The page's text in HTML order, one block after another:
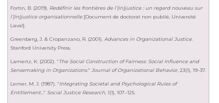
Fortin, B. (2019). Redéfinir les frontières de l’(in)justice : un regard nouveau sur
l’(in)justice organisationnelle[Document de doctorat non publié, Université
Laval].
Greenberg, J. & Cropanzano, R. (2001). Advances in Organizational Justice.
Stanford University Press.
Lamertz, K. (2002). “The Social Construction of Fairness: Social Influence and
Sensemaking in Organizations.” Journal of Organizational Behavior, 23(1), 19–37.
Lerner, M. J. (1987). “Integrating Societal and Psychological Rules of
Entitlement…” Social Justice Research, 1(1), 107–125.